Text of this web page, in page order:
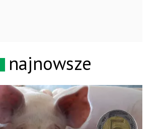
najnowsze